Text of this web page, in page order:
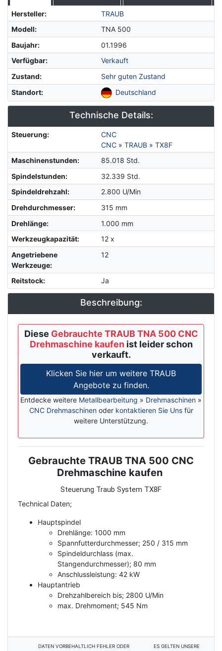
Hersteller:
TRAUB
Modell:
TNA 500
Baujahr:
01.1996
Verfügbar:
Verkauft
Zustand:
Sehr guten Zustand
Standort: Deutschland
Technische Details:
Steuerung:
CNC
CNC» TRAUB» TX8F
Maschinenstunden:
85.018 Std.
Spindelstunden:
32.339 Std.
Spindeldrehzahl:
2.800 U/Min
Drehdurchmesser:
315 mm
Drehlänge:
1.000 mm
Werkzeugkapazität:
12 x
Angetriebene
Werkzeuge:
12
Reitstock: Ja
Beschreibung:
Diese Gebrauchte TRAUB TNA 500 CNC
Drehmaschine kaufenist leider schon
verkauft.
Klicken Sie hier um weitere TRAUB
Angebote zu finden.
Entdecke weitere Metallbearbeitung » Drehmaschinen »
CNC Drehmaschinenoder kontaktieren Sie Unsfür
weitere Unterstützung.
Description
Gebrauchte TRAUB TNA 500 CNC
Drehmaschine kaufen
Steuerung Traub System TX8F
Technical Daten;
Hauptspindel
Drehlänge: 1000 mm
Spannfutterdurchmesser; 250 / 315 mm
Spindeldurchlass (max.
Stangendurchmesser); 80 mm
Anschlussleistung: 42 kW
Hauptantrieb
Drehzahlbereich bis; 2800 U/Min
max. Drehmoment; 545 Nm
DATEN VORBEHALTLICH FEHLER ODER
ES GELTEN UNSERE